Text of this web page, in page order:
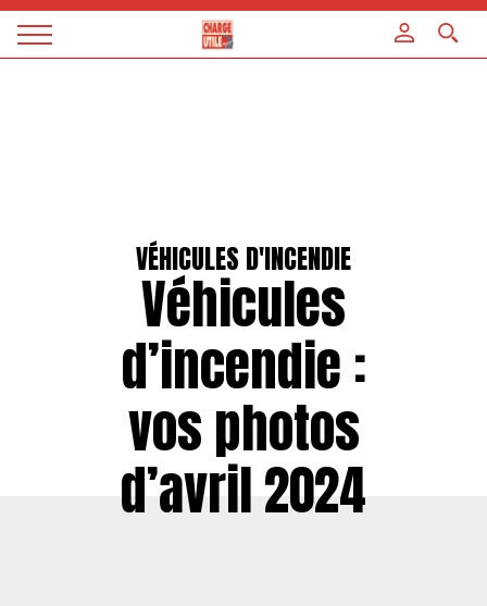
Magazine
VÉHICULES D'INCENDIE
Véhicules
d’incendie :
vos photos
d’avril 2024
Panneau de gestion des cookies